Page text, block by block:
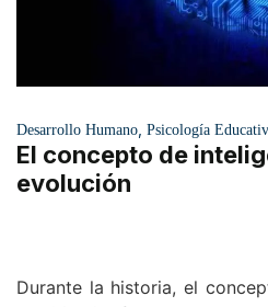
Desarrollo Humano Psicología
El concepto de
evolución
Durante la historia, el